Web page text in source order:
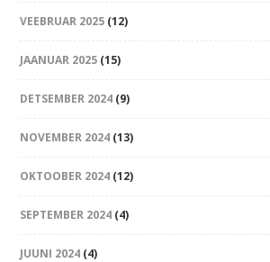
VEEBRUAR 2025 (12)
JAANUAR 2025 (15)
DETSEMBER 2024 (9)
NOVEMBER 2024 (13)
OKTOOBER 2024 (12)
SEPTEMBER 2024 (4)
JUUNI 2024 (4)